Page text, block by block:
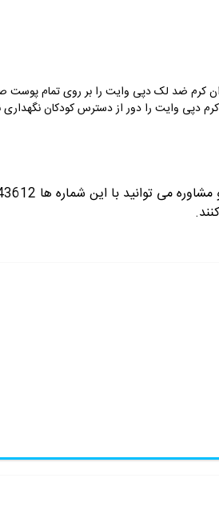
ضد لک دپی وایت را بر روی تمام پوست
دپی وایت را دور از دسترس کودکان
می توانید با این شماره ها 09358343612 / 02165389693